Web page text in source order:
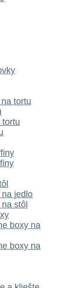
tortu
tortu
jedlo
stôl
boxy na
boxy na